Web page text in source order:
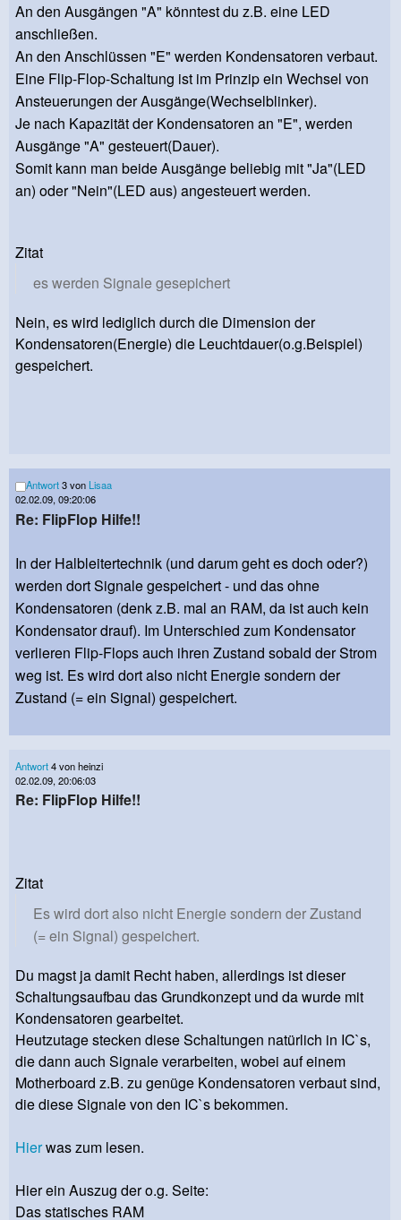
An den Ausgängen "A" könntest du z.B. eine LED
anschließen.
An den Anschlüssen "E" werden Kondensatoren verbaut.
Eine Flip-Flop-Schaltung ist im Prinzip ein Wechsel von
Ansteuerungen der Ausgänge(Wechselblinker).
Je nach Kapazität der Kondensatoren an "E", werden
Ausgänge "A" gesteuert(Dauer).
Somit kann man beide Ausgänge beliebig mit "Ja"(LED
an) oder "Nein"(LED aus) angesteuert werden.
Zitat
es werden Signale gesepichert
Nein, es wird lediglich durch die Dimension der
Kondensatoren(Energie) die Leuchtdauer(o.g.Beispiel)
gespeichert.
Antwort3 von Lisaa
02.02.09, 09:20:06
Re: FlipFlop Hilfe!!
In der Halbleitertechnik (und darum geht es doch oder?)
werden dort Signale gespeichert - und das ohne
Kondensatoren (denk z.B. mal an RAM, da ist auch kein
Kondensator drauf). Im Unterschied zum Kondensator
verlieren Flip-Flops auch ihren Zustand sobald der Strom
weg ist. Es wird dort also nicht Energie sondern der
Zustand (= ein Signal) gespeichert.
Antwort4 von heinzi
02.02.09, 20:06:03
Re: FlipFlop Hilfe!!
Zitat
Es wird dort also nicht Energie sondern der Zustand
(= ein Signal) gespeichert.
Du magst ja damit Recht haben, allerdings ist dieser
Schaltungsaufbau das Grundkonzept und da wurde mit
Kondensatoren gearbeitet.
Heutzutage stecken diese Schaltungen natürlich in IC`s,
die dann auch Signale verarbeiten, wobei auf einem
Motherboard z.B. zu genüge Kondensatoren verbaut sind,
die diese Signale von den IC`s bekommen.
Hierwas zum lesen.
Hier ein Auszug der o.g. Seite:
Das statisches RAM